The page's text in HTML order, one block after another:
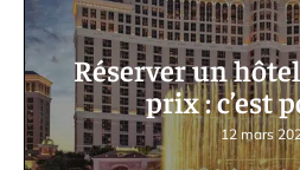
Réserver un
prix : c’est
12 mars